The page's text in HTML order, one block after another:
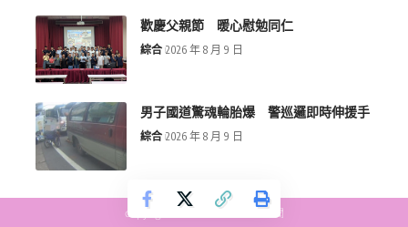
歡慶父親節 暖心慰勉同仁
綜合 2026 年 8 月 9 日
男子國道驚魂輪胎爆 警巡邏即時伸援手
綜合 2026 年 8 月 9 日
copyright © more-new.tw 墨新聞